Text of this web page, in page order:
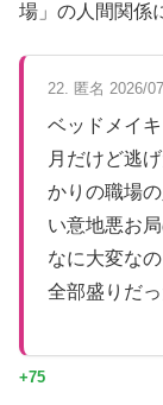
場」の人間関係
22. 匿名 2026/
ベッドメイ
月だけど逃
かりの職場
い意地悪お
なに大変な
全部盛りだ
+75